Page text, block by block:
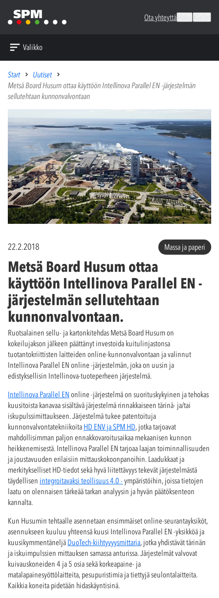
Ota yhteyttä
Valikko
Start
Uutiset
Metsä Board Husum ottaa käyttöön Intellinova Parallel EN -järjestelmän
sellutehtaan kunnonvalvontaan
22.2.2018 Massa ja paperi
Metsä Board Husum ottaa
käyttöön Intellinova Parallel EN -
järjestelmän sellutehtaan
kunnonvalvontaan.
Ruotsalainen sellu- ja kartonkitehdas Metsä Board Husum on
kokeilujakson jälkeen päättänyt investoida kuitulinjastonsa
tuotantokriittisten laitteiden online-kunnonvalvontaan ja valinnut
Intellinova Parallel EN online -järjestelmän, joka on uusin ja
edistyksellisin Intellinova-tuoteperheen järjestelmä.
Intellinova Parallel EN online -järjestelmä on suorituskykyinen ja tehokas
kuusitoista kanavaa sisältävä järjestelmä rinnakkaiseen tärinä- ja/tai
iskupulssimittaukseen. Järjestelmä tukee patentoituja
kunnonvalvontatekniikoita HD ENV ja SPM HD, jotka tarjoavat
mahdollisimman paljon ennakkovaroitusaikaa mekaanisen kunnon
heikkenemisestä. Intellinova Parallel EN tarjoaa laajan toiminnallisuuden
ja joustavuuden erilaisiin mittauskokoonpanoihin. Laadukkaat ja
merkitykselliset HD-tiedot sekä hyvä liitettävyys tekevät järjestelmästä
täydellisen integroitavaksi teollisuus 4.0 - ympäristöihin, joissa tietojen
laatu on olennaisen tärkeää tarkan analyysin ja hyvän päätöksenteon
kannalta.
Kun Husumin tehtaalle asennetaan ensimmäiset online-seurantayksiköt,
asennukseen kuuluu yhteensä kuusi Intellinova Parallel EN -yksikköä ja
kuusikymmentäneljä DuoTech-kiihtyvyysmittaria, jotka yhdistävät tärinän
ja iskuimpulssien mittauksen samassa anturissa. Järjestelmät valvovat
kuivauskoneiden 4 ja 5 osia sekä korkeapaine- ja
matalapainesyöttölaitteita, pesupuristimia ja tiettyjä seulontalaitteita.
Kaikkia koneita pidetään hidaskäyntisinä.